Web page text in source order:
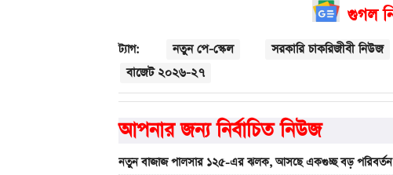
গুগল
ট্যাগ: নতুন পে-স্কেল সরকারি চাকরিজীবী নিউজ
বাজেট ২০২৬-২৭
আপনার জন্য নির্বাচিত নিউজ
নতুন বাজাজ পালসার ১২৫-এর ঝলক, আসছে একগুচ্ছ বড় পরিবর্তন